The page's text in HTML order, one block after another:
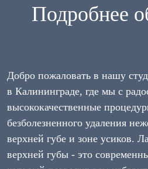
Подробнее
Добро пожаловать в нашу
в Калининграде, где мы с
высококачественные
безболезненного удаления
верхней губе и зоне усиков.
верхней губы - это